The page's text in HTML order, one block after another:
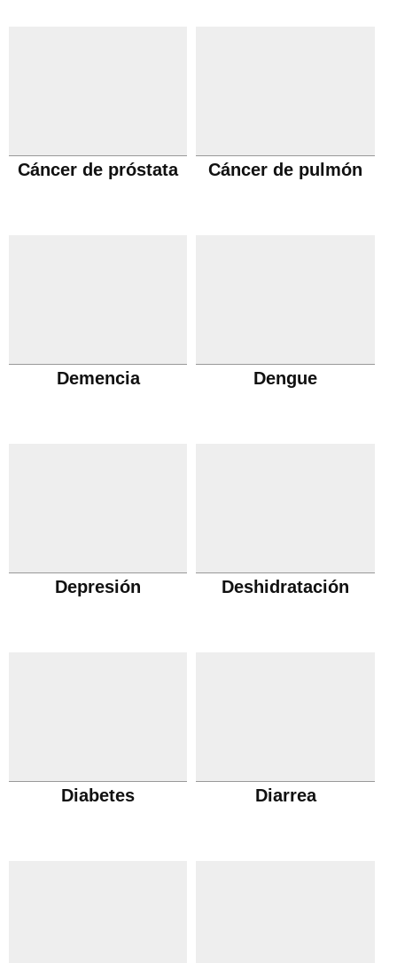
Cáncer de próstata Cáncer de pulmón
Demencia Dengue
Depresión Deshidratación
Diabetes Diarrea